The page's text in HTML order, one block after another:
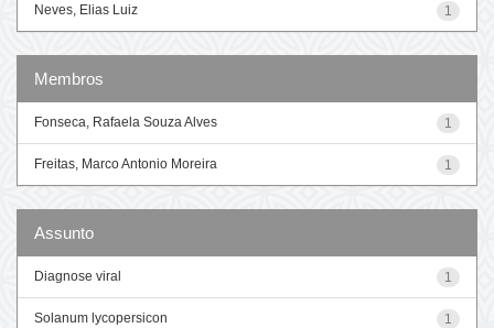
1
Neves, Elias Luiz
Membros
1
Fonseca, Rafaela Souza Alves
1
Freitas, Marco Antonio Moreira
Assunto
1
Diagnose viral
1
Solanum lycopersicon